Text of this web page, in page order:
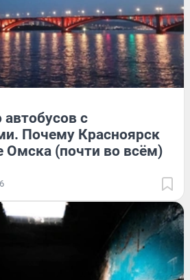
с
Почему Красноярск
Омска (почти во всём)